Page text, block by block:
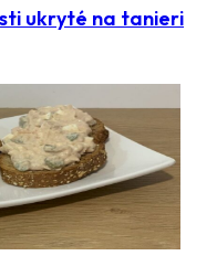
ukryté na tanieri